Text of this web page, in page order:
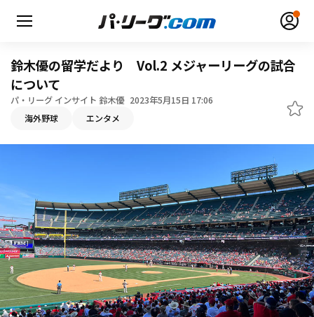
無料アカウント登録
動画
日程・結果
順位表･成績
1軍公式戦
選手名鑑
鈴木優の留学だより Vol.2 メジャーリーグの試合
について
パ・リーグ インサイト 鈴木優 2023年5月15日 17:06
海外野球 エンタメ